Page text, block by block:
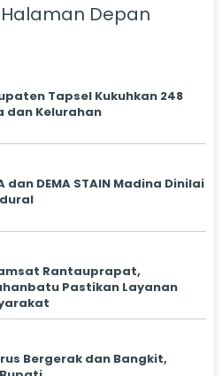
Depan
Tapsel Kukuhkan 248
dan Kelurahan
dan DEMA STAIN Madina Dinilai
Rantauprapat,
Pastikan Layanan
Bergerak dan Bangkit,